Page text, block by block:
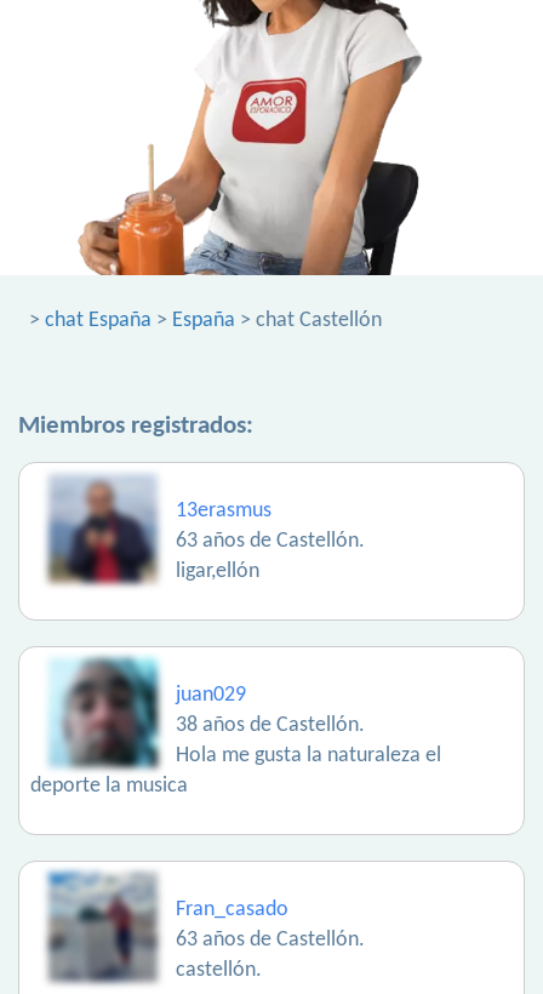
> chat España > España > chat Castellón
Miembros registrados:
13erasmus
63 años de Castellón.
ligar,ellón
juan029
38 años de Castellón.
Hola me gusta la naturaleza el
deporte la musica
Fran_casado
63 años de Castellón.
castellón.